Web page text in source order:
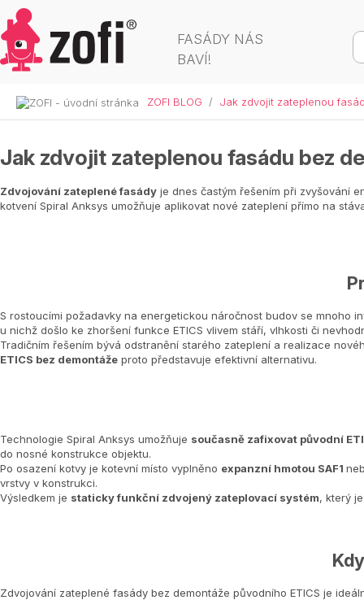
FASÁDY NÁS
BAVÍ!
ZOFI BLOG / Jak zdvojit zateplenou
Jak zdvojit zateplenou fasádu bez
Zdvojování zateplené fasády je dnes častým řešením při zvyšování
kotvení Spiral Anksys umožňuje aplikovat nové zateplení přímo na
S rostoucími požadavky na energetickou náročnost budov se mnoho
u nichž došlo ke zhoršení funkce ETICS vlivem stáří, vlhkosti či
Tradičním řešením bývá odstranění starého zateplení a realizace
ETICS bez demontáže proto představuje efektivní alternativu.
Technologie Spiral Anksys umožňuje současně zafixovat původní
do nosné konstrukce objektu.
Po osazení kotvy je kotevní místo vyplněno expanzní hmotou SAF1
vrstvy v konstrukci.
Výsledkem je staticky funkční zdvojený zateplovací systém, který
Zdvojování zateplené fasády bez demontáže původního ETICS je